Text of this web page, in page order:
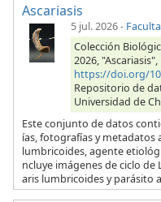
Ascariasis
5 jul. 2026-
Colección
2026, "Ascariasis",
https://doi.org/
Repositorio de
Universidad de
Este conjunto de datos
ías, fotografías y metadatos
lumbricoides, agente
ncluye imágenes de ciclo de
aris lumbricoides y parásito